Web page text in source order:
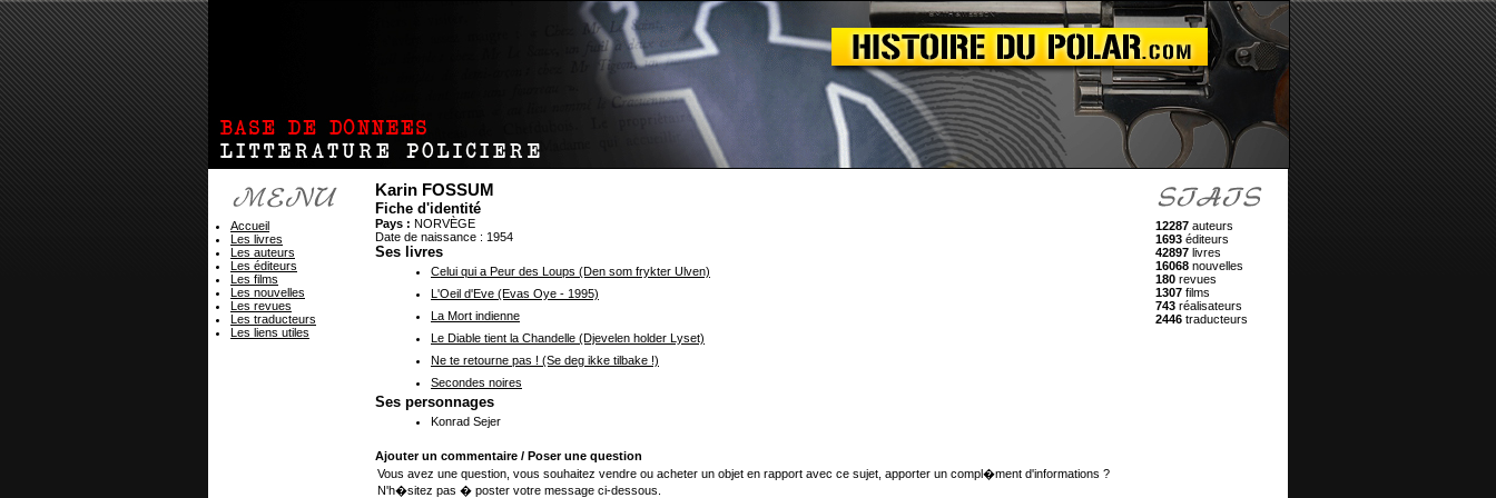
Karin FOSSUM
Fiche d'identité
Pays : NORVÈGE
Date de naissance : 1954
Ses livres
Celui qui a Peur des Loups (Den som frykter Ulven)
L'Oeil d'Eve (Evas Oye - 1995)
La Mort indienne
Le Diable tient la Chandelle (Djevelen holder Lyset)
Ne te retourne pas ! (Se deg ikke tilbake !)
Secondes noires
Ses personnages
Konrad Sejer
Ajouter un commentaire / Poser une question
Vous avez une question, vous souhaitez vendre ou acheter un objet en rapport avec ce sujet, apporter un compl�ment d'informations ?
N'h�sitez pas � poster votre message ci-dessous.
Accueil
Les livres
Les auteurs
Les éditeurs
Les films
Les nouvelles
Les revues
Les traducteurs
Les liens utiles
12287 auteurs
1693 éditeurs
42897 livres
16068 nouvelles
180 revues
1307 films
743 réalisateurs
2446 traducteurs